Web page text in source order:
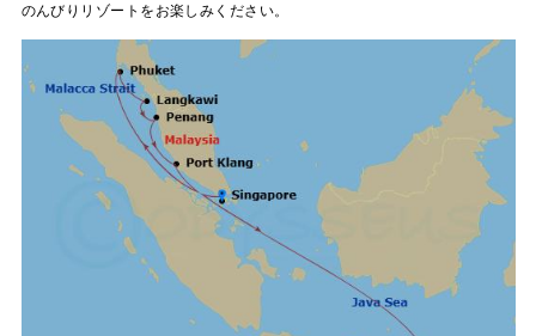
のんびりリゾートをお楽しみください。